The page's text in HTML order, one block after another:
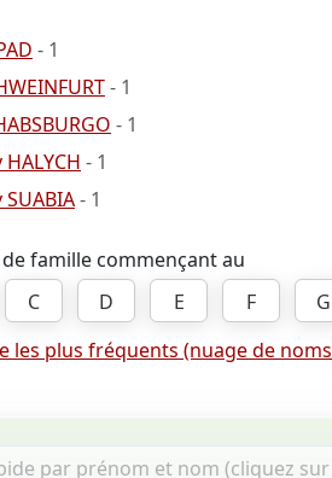
- 1
- 1
- 1
HALYCH - 1
SUABIA- 1
famille commençant au
C D E F G
les plus fréquents (nuage de